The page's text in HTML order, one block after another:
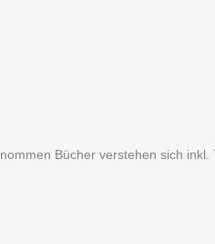
Bücher verstehen sich inkl.